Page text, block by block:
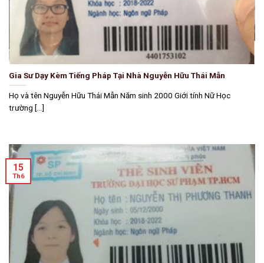
Gia Sư Dạy Kèm Tiếng Pháp Tại Nhà Nguyễn Hữu Thái Mẫn
Họ và tên Nguyễn Hữu Thái Mẫn Năm sinh 2000 Giới tính Nữ Học
trường [...]
15
Th6